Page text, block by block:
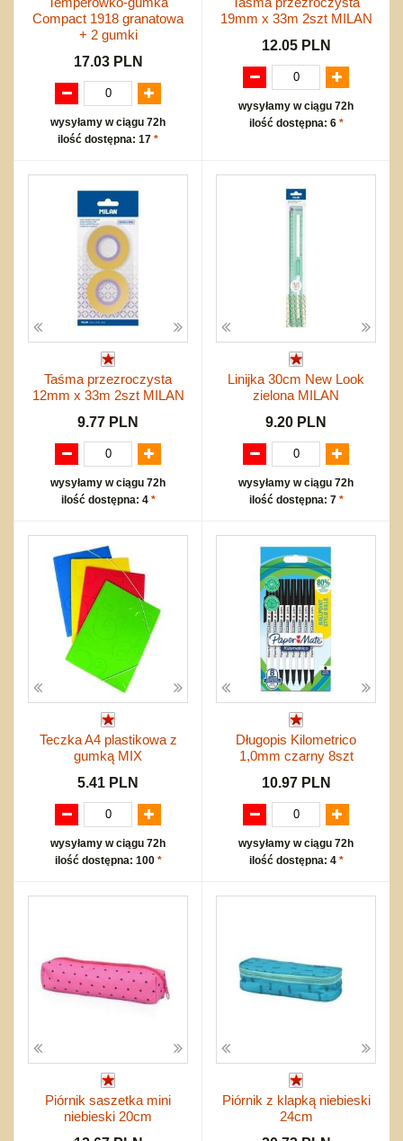
Compact 1918 granatowa
+ 2 gumki
17.03 PLN
wysyłamy w ciągu 72h
ilość dostępna: 17 *
19mm x 33m 2szt MILAN
12.05 PLN
wysyłamy w ciągu 72h
ilość dostępna: 6 *
Taśma przezroczysta
12mm x 33m 2szt MILAN
9.77 PLN
wysyłamy w ciągu 72h
ilość dostępna: 4 *
Linijka 30cm New Look
zielona MILAN
9.20 PLN
wysyłamy w ciągu 72h
ilość dostępna: 7 *
Teczka A4 plastikowa z
gumką MIX
5.41 PLN
wysyłamy w ciągu 72h
ilość dostępna: 100 *
Długopis Kilometrico
1,0mm czarny 8szt
10.97 PLN
wysyłamy w ciągu 72h
ilość dostępna: 4 *
Piórnik saszetka mini
niebieski 20cm
Piórnik z klapką niebieski
24cm